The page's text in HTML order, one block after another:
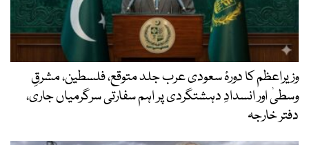
وزیراعظم کا دورۂ سعودی عرب جلد متوقع، فلسطین، مشرقِ
وسطیٰ اور انسدادِ دہشتگردی پر اہم سفارتی سرگرمیاں جاری،
دفتر خارجہ